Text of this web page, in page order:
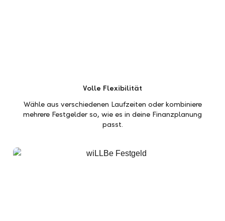
Volle Flexibilität
Wähle aus verschiedenen Laufzeiten oder kombiniere
mehrere Festgelder so, wie es in deine Finanzplanung
passt.